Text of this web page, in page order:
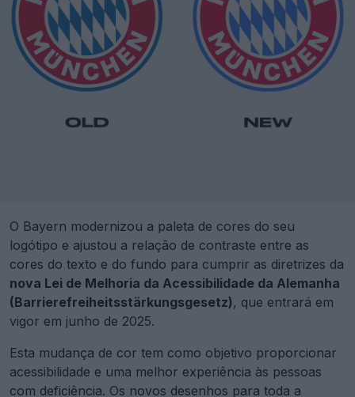
O Bayern modernizou a paleta de cores do seu
logótipo e ajustou a relação de contraste entre as
cores do texto e do fundo para cumprir as diretrizes da
nova Lei de Melhoria da Acessibilidade da Alemanha
(Barrierefreiheitsstärkungsgesetz), que entrará em
vigor em junho de 2025.
Esta mudança de cor tem como objetivo proporcionar
acessibilidade e uma melhor experiência às pessoas
com deficiência. Os novos desenhos para toda a